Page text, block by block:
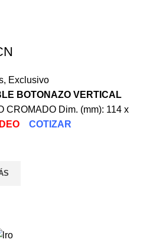
, Exclusivo
BOTONAZO VERTICAL
CROMADO Dim. (mm): 114 x
COTIZAR